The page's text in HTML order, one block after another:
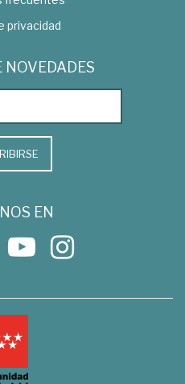
privacidad
NOVEDADES
EN